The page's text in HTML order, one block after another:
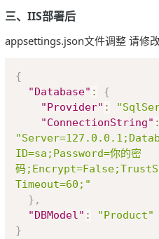
三、IIS部署后
appsettings.json文件调整 请修
{
"Database" :
{
"Provider" :
"ConnectionString" :
ID=sa;Password=你的密
码
Timeout=60;"
} ,
"DBModel" :
"Product"
}